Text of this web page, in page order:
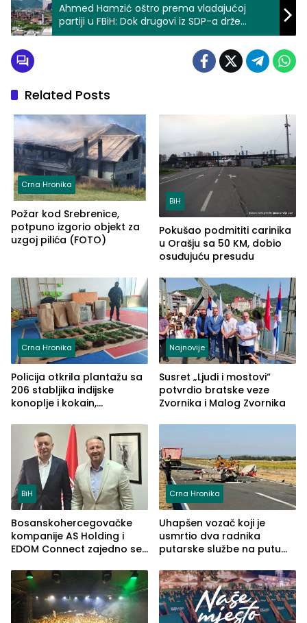
Ahmed Hamzić oštro prema vladajućoj
partiji u FBiH: Dok drugovi iz SDP-a drže
lekciju, Željezara plaća cijenu njihove
nesposobnosti i neodgovornosti
Related Posts
Crna Hronika
Požar kod Srebrenice,
potpuno izgorio objekt za
uzgoj pilića (FOTO)
BiH
Pokušao podmititi carinika
u Orašju sa 50 KM, dobio
osuđujuću presudu
Crna Hronika
Policija otkrila plantažu sa
206 stabljika indijske
konoplje i kokain,
(FOTO)
Najnovije
Susret „Ljudi i mostovi“
potvrdio bratske veze
Zvornika i Malog Zvornika
BiH
Bosanskohercegovačke
kompanije AS Holding i
EDOM Connect zajedno se
Crna Hronika
Uhapšen vozač koji je
usmrtio dva radnika
putarske službe na putu
(FOTO)